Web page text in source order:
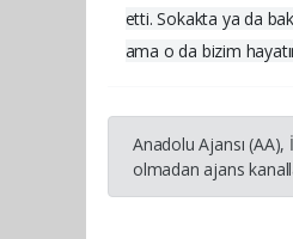
etti. Sokakta ya da
ama o da bizim
Anadolu Ajansı
olmadan ajans